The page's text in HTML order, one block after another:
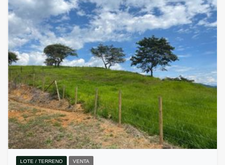
LOTE / TERRENO VENTA